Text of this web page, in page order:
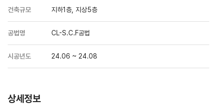
건축규모 지하1층, 지상5층
공법명 CL-S.C.F공법
시공년도 24.06 ~ 24.08
상세정보